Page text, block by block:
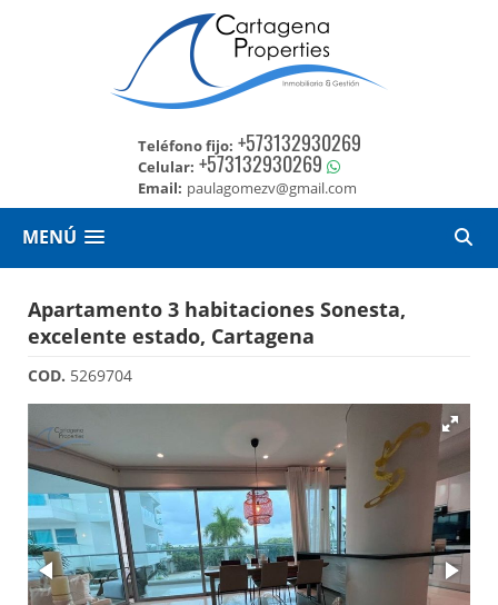
Teléfono fijo: +573132930269
Celular: +573132930269
Email: paulagomezv@gmail.com
MENÚ
Apartamento 3 habitaciones Sonesta,
excelente estado, Cartagena
COD. 5269704